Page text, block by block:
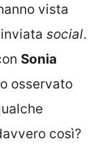
vista
social.
Sonia
osservato
così?